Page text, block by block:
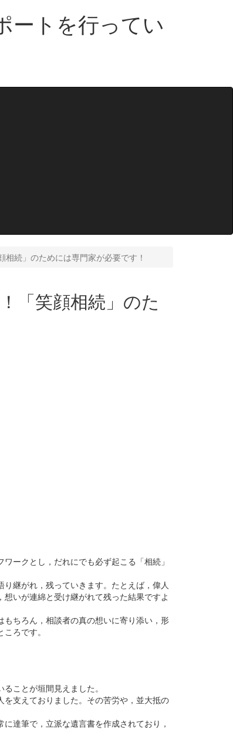
ートを行ってい
相続」のためには専門家が必要です！
「笑顔相続」のた
ークとし，だれにでも必ず起こる「相続」
継がれ，残っていきます。たとえば，偉人
いが連綿と受け継がれて残った結果ですよ
ちろん，相談者の真の想いに寄り添い，形
ろです。
ことが垣間見えました。
支えておりました。その苦労や，並大抵の
達筆で，立派な遺言書を作成されており，